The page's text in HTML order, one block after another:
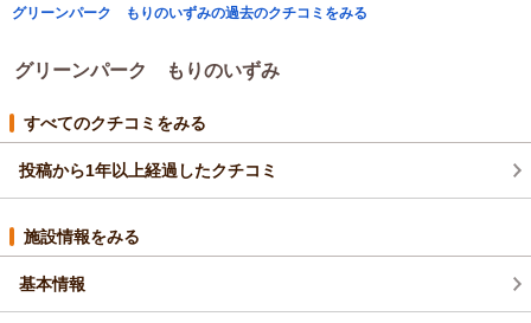
山奥にある為、毎年どうしてもカメムシが出てしまいます。
しまいがちでございます。
んが、
当施設の立地状況をご考慮頂き、ご理解頂ければと存じます。
またのお越しをお待ちしております。
（返信日：2025/10/13）
グリーンパーク もりのいずみの過去のクチコミをみる
グリーンパーク もりのいずみ
すべてのクチコミをみる
投稿から1年以上経過したクチコミ
施設情報をみる
基本情報